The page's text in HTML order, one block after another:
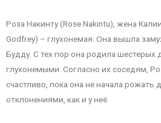
Роза Накинту (Rose Nakintu), жена
Godfrey) – глухонемая. Она вышла
Будду. С тех пор она родила шестерых
глухонемыми. Согласно их соседям,
счастливо, пока она не начала рожать
отклонениями, как и у неё.